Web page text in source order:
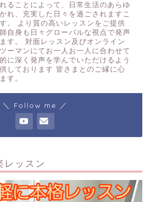
ることによって、日常生活のあらゆ
れ、充実した日々を過ごされますこ
。 より質の高いレッスンをご提供
自身も日々グローバルな視点で発声
す。 対面レッスン及びオンライン
ーマンにてお一人お一人に合わせて
に深く発声を学んでいただけるよう
しております 皆さまとのご縁に心
す。
＼ Follow me ／
レッスン